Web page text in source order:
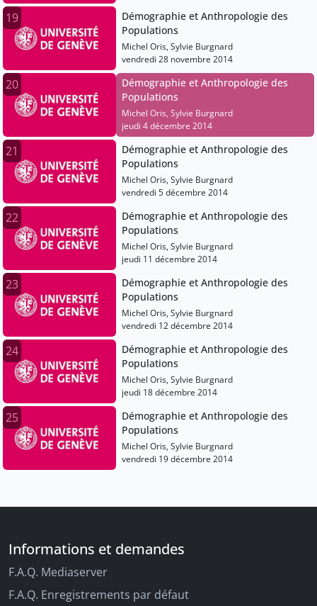
19
Démographie et Anthropologie des
Populations
Michel Oris, Sylvie Burgnard
vendredi 28 novembre 2014
20
Démographie et Anthropologie des
Populations
Michel Oris, Sylvie Burgnard
jeudi 4 décembre 2014
21
Démographie et Anthropologie des
Populations
Michel Oris, Sylvie Burgnard
vendredi 5 décembre 2014
22
Démographie et Anthropologie des
Populations
Michel Oris, Sylvie Burgnard
jeudi 11 décembre 2014
23
Démographie et Anthropologie des
Populations
Michel Oris, Sylvie Burgnard
vendredi 12 décembre 2014
24
Démographie et Anthropologie des
Populations
Michel Oris, Sylvie Burgnard
jeudi 18 décembre 2014
25
Démographie et Anthropologie des
Populations
Michel Oris, Sylvie Burgnard
vendredi 19 décembre 2014
Informations et demandes
F.A.Q. Mediaserver
F.A.Q. Enregistrements par défaut